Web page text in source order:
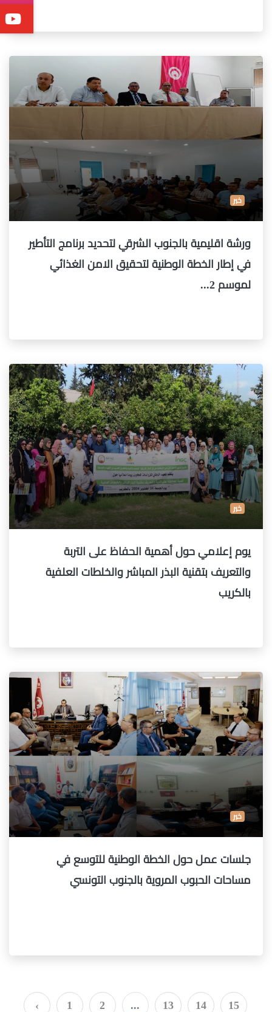
خبر
ورشة اقليمية بالجنوب الشرقي لتحديد برنامج التأطير
في إطار الخطة الوطنية لتحقيق الامن الغذائي
لموسم 2...
خبر
يوم إعلامي حول أهمية الحفاظ على التربة
والتعريف بتقنية البذر المباشر والخلطات العلفية
بالكريب
خبر
جلسات عمل حول الخطة الوطنية للتوسع في
مساحات الحبوب المروية بالجنوب التونسي
‹ 1 2 ... 13 14 15